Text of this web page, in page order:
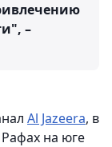
–
Al Jazeera, в
на юге